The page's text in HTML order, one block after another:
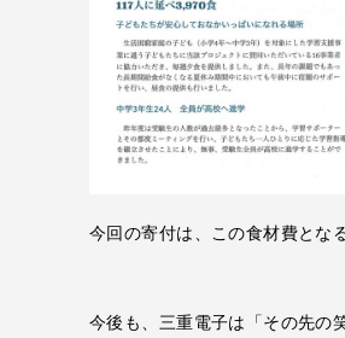
今回の寄付は、この食材費とな
今後も、三重電子は「その先の